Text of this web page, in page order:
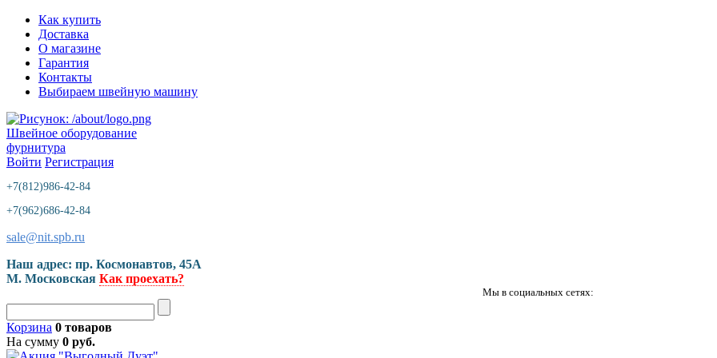
Как купить
Доставка
О магазине
Гарантия
Контакты
Выбираем швейную машину
Швейное оборудование
фурнитура
Войти Регистрация
+7(812)986-42-84
+7(962)686-42-84
sale@nit.spb.ru
Наш адрес: пр. Космонавтов, 45A
М. Московская Как проехать?
Мы в социальных сетях:
Корзина 0 товаров
На сумму 0 руб.